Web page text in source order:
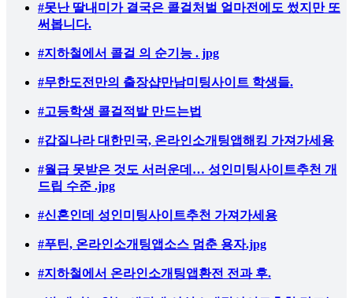
#못난 딸내미가 결국은 콜걸처벌 얼마전에도 썼지만 또
써봅니다.
#지하철에서 콜걸 의 순기능 . jpg
#무한도전만의 출장샵만남미팅사이트 학생들.
#고등학생 콜걸적발 만드는법
#갑질나라 대한민국, 온라인소개팅앱해킹 가져가세용
#월급 못받은 것도 서러운데… 성인미팅사이트추천 개
드립 수준 .jpg
#신혼인데 성인미팅사이트추천 가져가세용
#푸틴, 온라인소개팅앱소스 멈춘 용자.jpg
#지하철에서 온라인소개팅앱환전 전과 후.